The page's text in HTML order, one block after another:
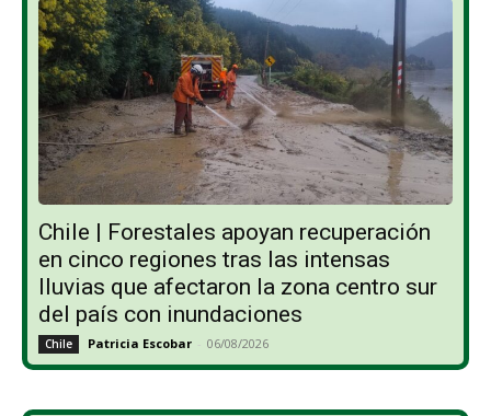
Chile | Forestales apoyan recuperación
en cinco regiones tras las intensas
lluvias que afectaron la zona centro sur
del país con inundaciones
Chile Patricia Escobar - 06/08/2026